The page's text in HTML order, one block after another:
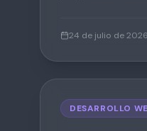
24 de julio de 2026
DESARROLLO